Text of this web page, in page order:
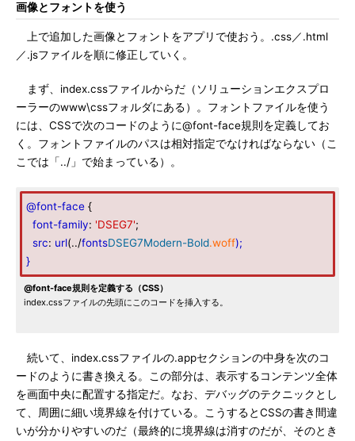
画像とフォントを使う
上で追加した画像とフォントをアプリで使おう。.css／.html
／.jsファイルを順に修正していく。
まず、index.cssファイルからだ（ソリューションエクスプロ
ーラーのwww\cssフォルダにある）。フォントファイルを使う
には、CSSで次のコードのように@font-face規則を定義してお
く。フォントファイルのパスは相対指定でなければならない（こ
こでは「../」で始まっている）。
@font-face {
font-family: 'DSEG7';
src: url(../fontsDSEG7Modern-Bold.woff);
}
@font-face規則を定義する（CSS）
index.cssファイルの先頭にこのコードを挿入する。
続いて、index.cssファイルの.appセクションの中身を次のコ
ードのように書き換える。この部分は、表示するコンテンツ全体
を画面中央に配置する指定だ。なお、デバッグのテクニックとし
て、周囲に細い境界線を付けている。こうするとCSSの書き間違
いが分かりやすいのだ（最終的に境界線は消すのだが、そのとき